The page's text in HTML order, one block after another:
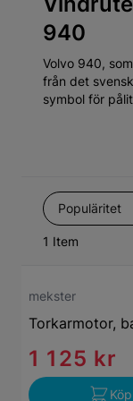
940
Volvo 940,
från det
symbol för
1990 och
populär på
behovet av
Sortera efter
1 Item
mekster
Torkarmotor,
1 125 kr
Köp